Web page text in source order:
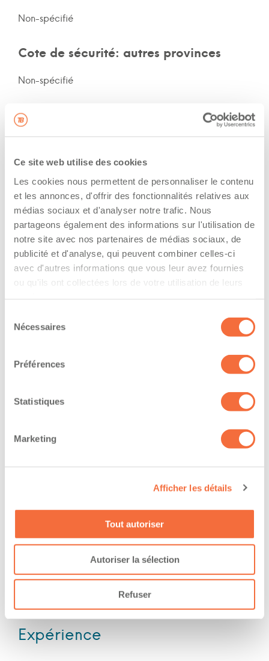
Ce site web utilise des cookies
Les cookies nous permettent de personnaliser le contenu
et les annonces, d'offrir des fonctionnalités relatives aux
médias sociaux et d'analyser notre trafic. Nous
partageons également des informations sur l'utilisation de
notre site avec nos partenaires de médias sociaux, de
publicité et d'analyse, qui peuvent combiner celles-ci
avec d'autres informations que vous leur avez fournies
ou qu'ils ont collectées lors de votre utilisation de leurs
Nécessaires
Préférences
Statistiques
Marketing
Afficher les détails
Tout autoriser
Autoriser la sélection
Refuser
Non-spécifié
Cote de sécurité: autres provinces
Non-spécifié
Assurances et immatriculation
The driver hold a driving licence from:
quebec
Has a vehicle registered in the following
province:
quebec
Le chauffeur professionnel possède un diplôme
10
Formations / certifications - Mention M sur le
The owner-operator has the ability to
work at/during :
Jour
Nuit
Expérience